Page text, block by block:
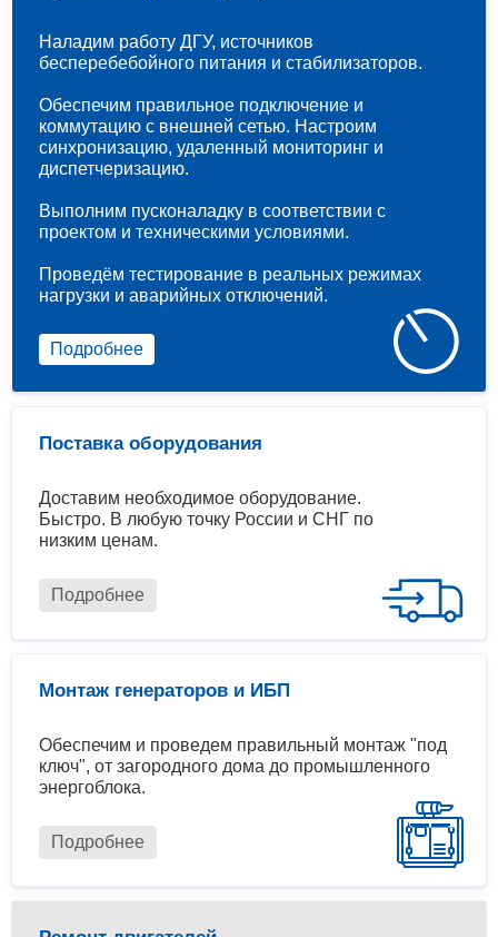
Поставка оборудования
Доставим необходимое оборудование.
Быстро. В любую точку России и СНГ по
низким ценам.
Подробнее
Монтаж генераторов и ИБП
Обеспечим и проведем правильный монтаж "под
ключ", от загородного дома до промышленного
энергоблока.
Подробнее
Наладим работу ДГУ, источников
бесперебебойного питания и стабилизаторов.
Обеспечим правильное подключение и
коммутацию с внешней сетью. Настроим
синхронизацию, удаленный мониторинг и
диспетчеризацию.
Выполним пусконаладку в соответствии с
проектом и техническими условиями.
Проведём тестирование в реальных режимах
нагрузки и аварийных отключений.
Подробнее